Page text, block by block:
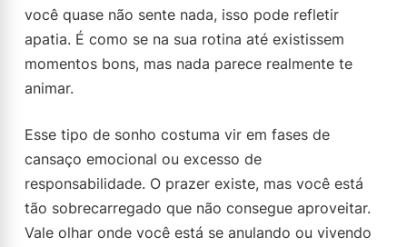
você quase não sente nada, isso pode refletir
apatia. É como se na sua rotina até existissem
momentos bons, mas nada parece realmente te
animar.
Esse tipo de sonho costuma vir em fases de
cansaço emocional ou excesso de
responsabilidade. O prazer existe, mas você está
tão sobrecarregado que não consegue aproveitar.
Vale olhar onde você está se anulando ou vivendo